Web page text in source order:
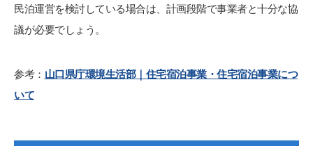
民泊運営を検討している場合は、計画段階で事業者と十分な協
議が必要でしょう。
参考： 山口県庁環境生活部｜住宅宿泊事業・住宅宿泊事業につ
いて